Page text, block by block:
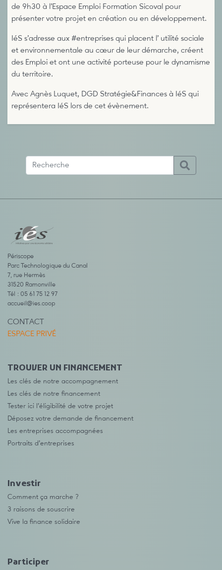
de 9h30 à l’Espace Emploi Formation Sicoval pour
présenter votre projet en création ou en développement.
IéS s’adresse aux #entreprises qui placent l’ utilité sociale
et environnementale au cœur de leur démarche, créent
des Emploi et ont une activité porteuse pour le dynamisme
du territoire.
Avec Agnès Luquet, DGD Stratégie&Finances à IéS qui
représentera IéS lors de cet évènement.
Périscope
Parc Technologique du Canal
7, rue Hermès
31520 Ramonville
Tél : 05 61 75 12 97
accueil@ies.coop
CONTACT
ESPACE PRIVÉ
TROUVER UN FINANCEMENT
Les clés de notre accompagnement
Les clés de notre financement
Tester ici l’éligibilité de votre projet
Déposez votre demande de financement
Les entreprises accompagnées
Portraits d’entreprises
Investir
Comment ça marche ?
3 raisons de souscrire
Vive la finance solidaire
Participer